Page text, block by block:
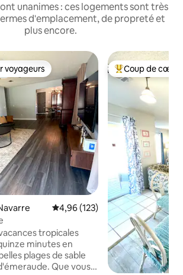
unanimes : ces logements sont très
d'emplacement, de propreté et
plus encore.
les plus appréciés
voyageurs
Évaluation moyenne sur la
4,96 (123)
tropicales
minutes en
plages de sable
Que vous
Coups de cœur
Coup de cœur